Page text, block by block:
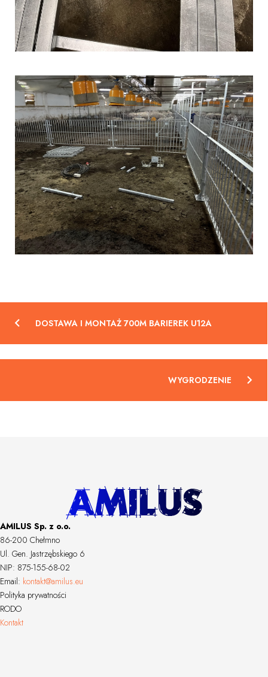
wpisuDOSTAWA I MONTAŻ 700M BARIEREK U12A
WYGRODZENIE
AMILUS Sp. z o.o.
86-200 Chełmno
Ul. Gen. Jastrzębskiego 6
NIP: 875-155-68-02
Email: kontakt@amilus.eu
Polityka prywatności
RODO
Kontakt